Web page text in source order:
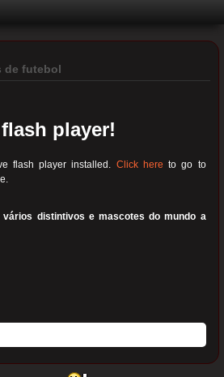
de futebol
player!
flash player installed. Click here to go to
distintivos e mascotes do mundo a